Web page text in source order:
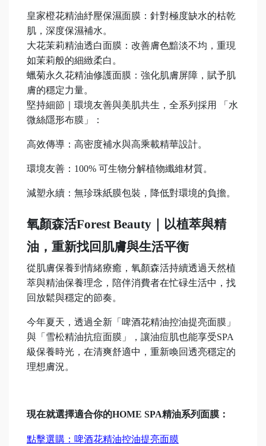
皇家橙花精油紓壓保濕面膜：針對極度缺水的枯乾
肌，深度保濕補水。
大花茉莉精油透白面膜：改善膚色黯淡不均，重現
如茉莉般的細緻柔白。
蠟菊永久花精油修護面膜：強化肌膚屏障，賦予肌
膚的穩定力量。
堅持細節｜環境友善與美肌共生，全系列採用 「水
微絲隱形布膜」：
高效傳導：高密度補水與高乘載精華設計。
環境友善：100% 可生物分解植物纖維材質。
減塑永續：無珍珠紙膜包裝，降低對環境的負擔。
氧顏森活Forest Beauty｜以植萃與精
油，重新找回肌膚與生活平衡
從肌膚保養到情緒療癒，氧顏森活持續透過天然植
萃與精油保養理念，陪伴消費者在忙碌生活中，找
回放鬆與穩定的節奏。
今年夏天，透過全新「啤酒花精油控油提亮面膜」
與「雪松精油抗痘面膜」，讓油痘肌也能享受SPA
級保養時光，在清爽舒適中，重新喚回透亮穩定的
理想膚況。
現在就選擇適合你的HOME SPA精油系列面膜：
點擊選購：啤酒花精油控油提亮面膜